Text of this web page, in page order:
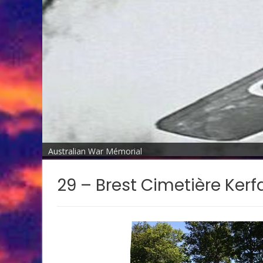
Australian War Mémorial
29 – Brest Cimetière